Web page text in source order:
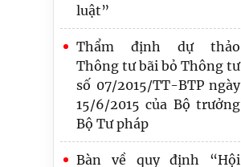
luật”
Thẩm định dự thảo
Thông tư bãi bỏ Thông tư
số 07/2015/TT-BTP ngày
15/6/2015 của Bộ trưởng
Bộ Tư pháp
Bàn về quy định “Hội